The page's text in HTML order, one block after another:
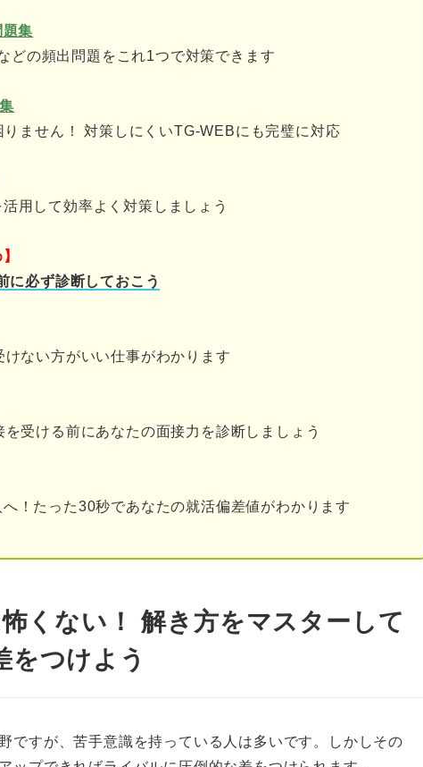
ターンを知らない
い」を解消！ SPIの推論をスラスラ解くコツ
から対策をスタートする
的に合った問題集・アプリを使う
定し制限時間を測って解く
序
合
戦（リーグ戦）
集
どの頻出問題をこれ1つで対策できます
ません！ 対策しにくいTG-WEBにも完璧に対応
用して効率よく対策しましょう
に必ず診断しておこう
ない方がいい仕事がわかります
受ける前にあなたの面接力を診断しましょう
！たった30秒であなたの就活偏差値がわかります
くない！ 解き方をマスターして
をつけよう
ですが、苦手意識を持っている人は多いです。しかしその